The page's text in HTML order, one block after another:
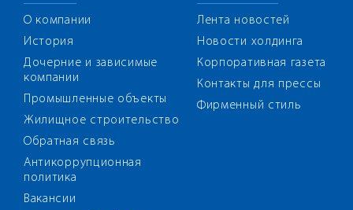
О компании
История
Дочерние и зависимые
компании
Промышленные объекты
Жилищное строительство
Обратная связь
Антикоррупционная
политика
Вакансии
Лента новостей
Новости холдинга
Корпоративная газета
Контакты для прессы
Фирменный стиль